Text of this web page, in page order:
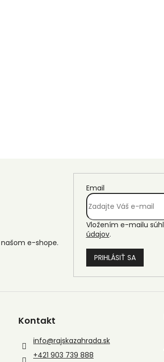
e-shope.
Email
Vložením e-mailu
údajov.
PRIHLÁSIŤ SA
Kontakt
info@rajskazahrada.sk
+421 903 739 888